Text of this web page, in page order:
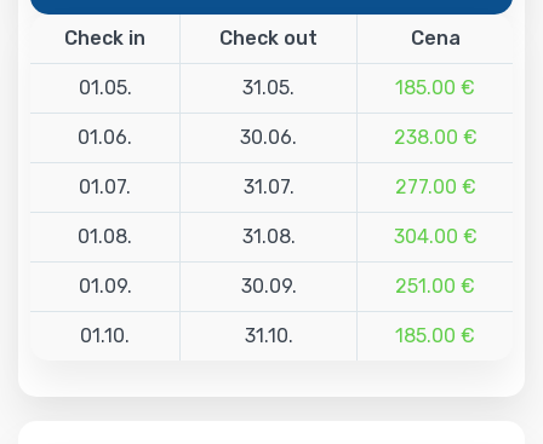
Check in Check out Cena
01.05. 31.05. 185.00 €
01.06. 30.06. 238.00 €
01.07. 31.07. 277.00 €
01.08. 31.08. 304.00 €
01.09. 30.09. 251.00 €
01.10. 31.10. 185.00 €